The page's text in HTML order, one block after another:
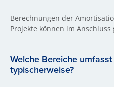
Berechnungen der
Projekte können im
Welche Bereiche
typischerweise?